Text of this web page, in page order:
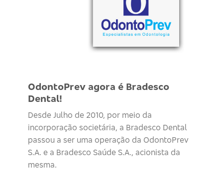
OdontoPrev agora é Bradesco
Dental!
Desde Julho de 2010, por meio da
incorporação societária, a Bradesco Dental
passou a ser uma operação da OdontoPrev
S.A. e a Bradesco Saúde S.A., acionista da
mesma.